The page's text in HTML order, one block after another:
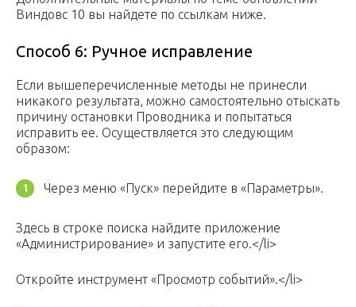
Виндовс 10 вы найдете по ссылкам ниже.
Способ 6: Ручное исправление
Если вышеперечисленные методы не принесли
никакого результата, можно самостоятельно отыскать
причину остановки Проводника и попытаться
исправить ее. Осуществляется это следующим
образом:
Через меню «Пуск» перейдите в «Параметры».
Здесь в строке поиска найдите приложение
«Администрирование» и запустите его.</li>
Откройте инструмент «Просмотр событий».</li>